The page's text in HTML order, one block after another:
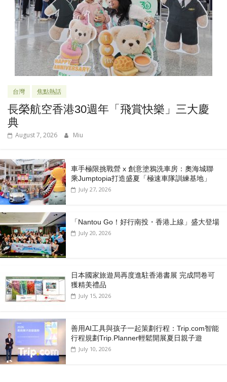
台灣 焦點熱話
長榮航空香港30週年「飛賞快樂」三大慶
典
August 7, 2026 Miu
車手極限挑戰營 x 創意塗鴉洗車房：奧海城聯
乘Jumptopia打造盛夏「極速車隊訓練基地」
July 27, 2026
「Nantou Go！好行南投・香港上線」盛大登場
July 20, 2026
日本國家旅遊局再度進駐香港書展 完成問卷可
獲精美禮品
July 15, 2026
善用AI工具與孩子一起策劃行程：Trip.com智能
行程規劃Trip.Planner輕鬆開展夏日親子遊
July 10, 2026